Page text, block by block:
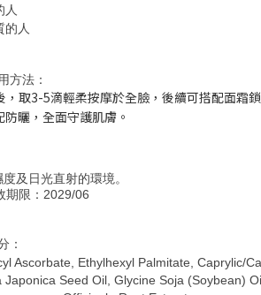
人
的人
方法：
，取3-5滴輕柔按摩於全臉，後續可搭配面霜
曬，全面守護肌膚。
及日光直射的環境。
限： 2029/06
：
Ascorbate, Ethylhexyl Palmitate, Caprylic/
Seed Oil, Glycine Soja (Soybean)